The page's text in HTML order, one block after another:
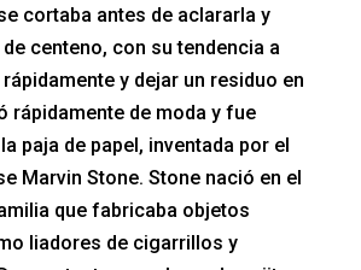
cortaba antes de aclararla y
centeno, con su tendencia a
y dejar un residuo en
rápidamente de moda y fue
paja de papel, inventada por el
Marvin Stone. Stone nació en el
que fabricaba objetos
liadores de cigarrillos y